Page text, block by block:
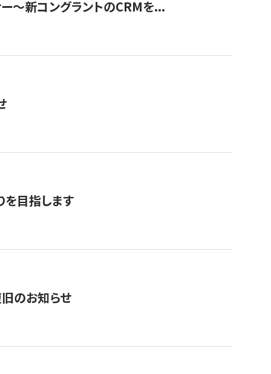
ー〜新コングラントのCRMを...
を目指します
のお知らせ